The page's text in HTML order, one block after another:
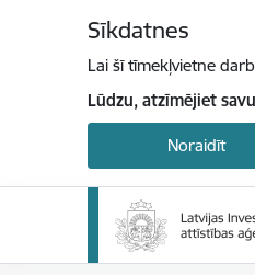
Sīkdatnes
Lai šī tīmekļvietne
Lūdzu, atzīmējiet
Noraidīt